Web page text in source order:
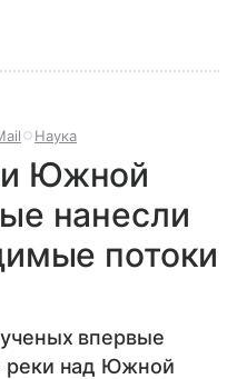
Наука
Южной
нанесли
потоки
впервые
реки над Южной